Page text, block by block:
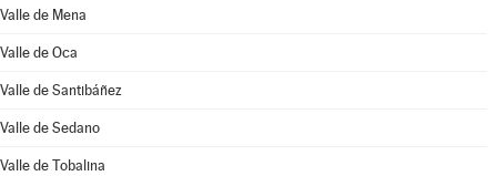
Valle de Mena
Valle de Oca
Valle de Santibáñez
Valle de Sedano
Valle de Tobalina